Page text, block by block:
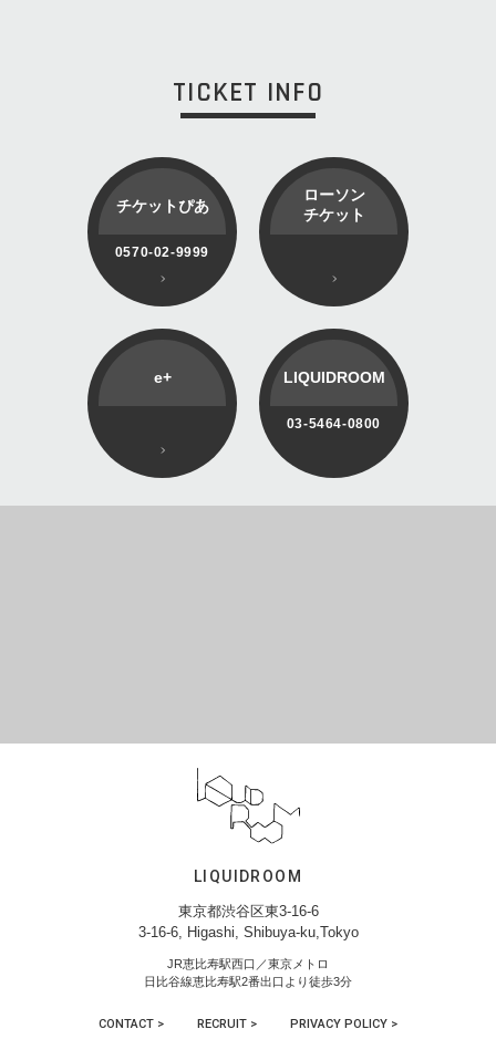
TICKET INFO
チケットぴあ
0570-02-9999
ローソン
チケット
e+ LIQUIDROOM
03-5464-0800
LIQUIDROOM
東京都渋谷区東3-16-6
3-16-6, Higashi, Shibuya-ku,Tokyo
JR恵比寿駅西口／東京メトロ
日比谷線恵比寿駅2番出口より徒歩3分
CONTACT > RECRUIT > PRIVACY POLICY >